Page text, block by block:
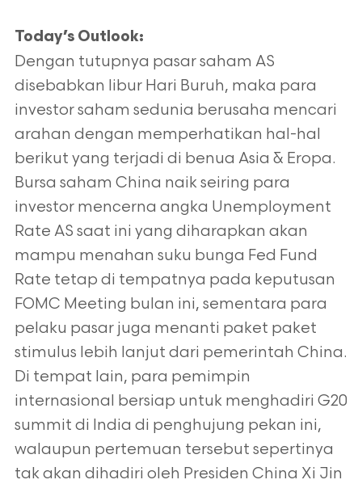
Today’s Outlook:
Dengan tutupnya pasar saham AS
disebabkan libur Hari Buruh, maka para
investor saham sedunia berusaha mencari
arahan dengan memperhatikan hal-hal
berikut yang terjadi di benua Asia & Eropa.
Bursa saham China naik seiring para
investor mencerna angka Unemployment
Rate AS saat ini yang diharapkan akan
mampu menahan suku bunga Fed Fund
Rate tetap di tempatnya pada keputusan
FOMC Meeting bulan ini, sementara para
pelaku pasar juga menanti paket paket
stimulus lebih lanjut dari pemerintah China.
Di tempat lain, para pemimpin
internasional bersiap untuk menghadiri G20
summit di India di penghujung pekan ini,
walaupun pertemuan tersebut sepertinya
tak akan dihadiri oleh Presiden China Xi Jin